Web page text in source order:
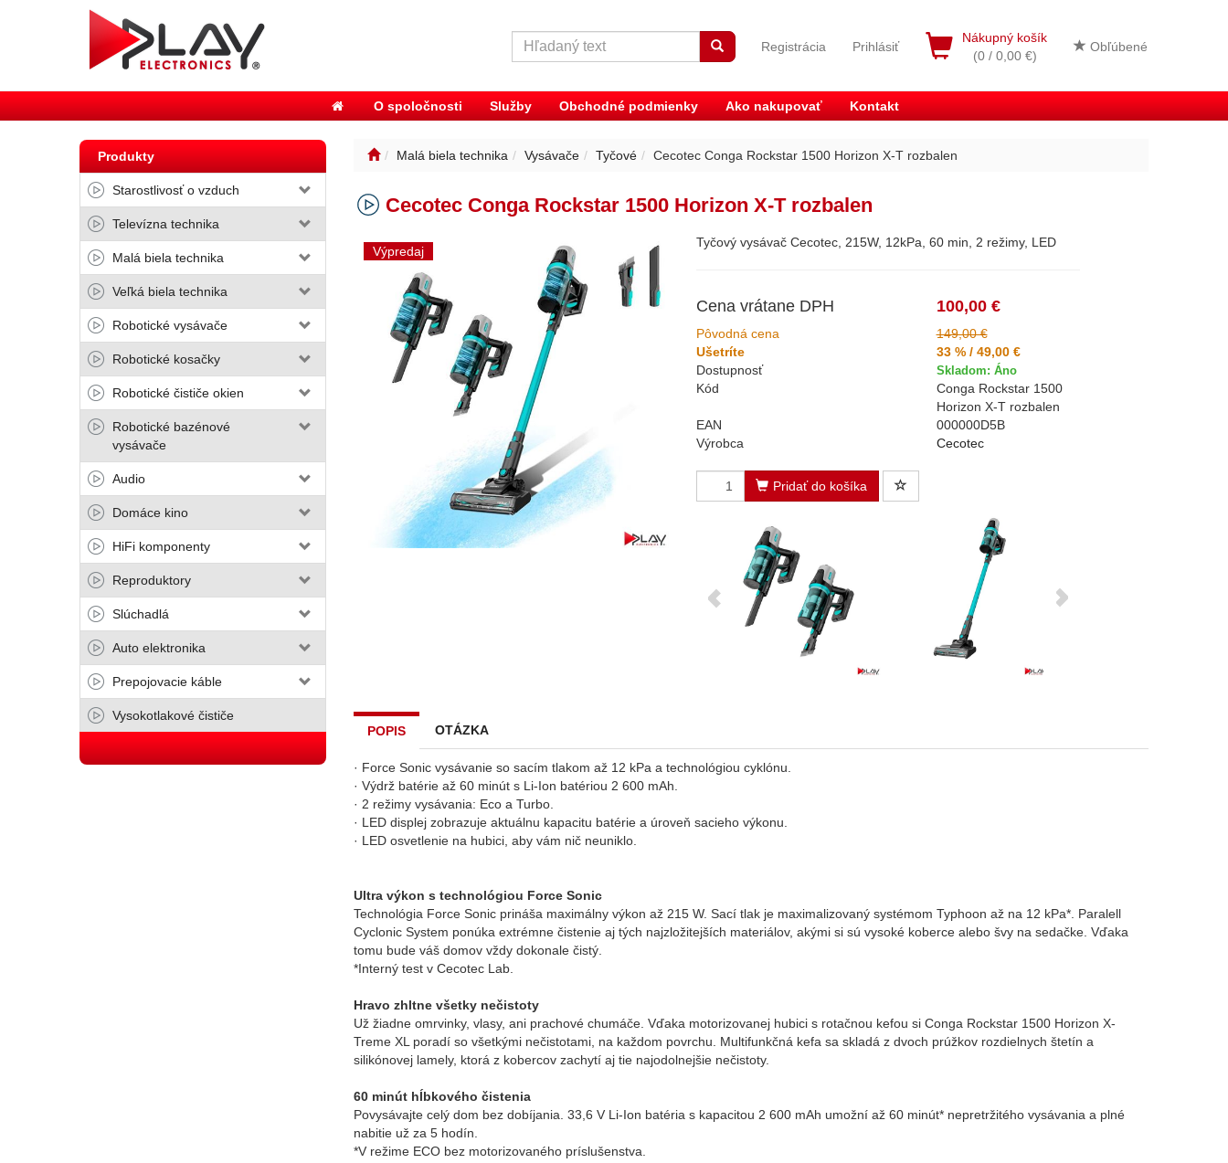
Nákupný košík
(0 / 0,00 €)
Obľúbené
Registrácia Prihlásiť
O spoločnosti Služby Obchodné podmienky Ako nakupovať Kontakt
Produkty
Starostlivosť o vzduch
Televízna technika
Malá biela technika
Veľká biela technika
Robotické vysávače
Robotické kosačky
Robotické čističe okien
Robotické bazénové
vysávače
Audio
Domáce kino
HiFi komponenty
Reproduktory
Slúchadlá
Auto elektronika
Prepojovacie káble
Vysokotlakové čističe
Malá biela technika Vysávače Tyčové Cecotec Conga Rockstar 1500 Horizon X-T rozbalen
Cecotec Conga Rockstar 1500 Horizon X-T rozbalen
Výpredaj
Tyčový vysávač Cecotec, 215W, 12kPa, 60 min, 2 režimy, LED
Cena vrátane DPH 100,00 €
Pôvodná cena
149,00 €
Ušetríte
33 % / 49,00 €
Dostupnosť
Skladom: Áno
Kód
Conga Rockstar 1500
Horizon X-T rozbalen
EAN
000000D5B
Výrobca
Cecotec
Pridať do košíka
POPIS OTÁZKA
· Force Sonic vysávanie so sacím tlakom až 12 kPa a technológiou cyklónu.
· Výdrž batérie až 60 minút s Li-Ion batériou 2 600 mAh.
· 2 režimy vysávania: Eco a Turbo.
· LED displej zobrazuje aktuálnu kapacitu batérie a úroveň sacieho výkonu.
· LED osvetlenie na hubici, aby vám nič neuniklo.
Ultra výkon s technológiou Force Sonic
Technológia Force Sonic prináša maximálny výkon až 215 W. Sací tlak je maximalizovaný systémom Typhoon až na 12 kPa*. Paralell
Cyclonic System ponúka extrémne čistenie aj tých najzložitejších materiálov, akými si sú vysoké koberce alebo švy na sedačke. Vďaka
tomu bude váš domov vždy dokonale čistý.
*Interný test v Cecotec Lab.
Hravo zhltne všetky nečistoty
Už žiadne omrvinky, vlasy, ani prachové chumáče. Vďaka motorizovanej hubici s rotačnou kefou si Conga Rockstar 1500 Horizon X-
Treme XL poradí so všetkými nečistotami, na každom povrchu. Multifunkčná kefa sa skladá z dvoch prúžkov rozdielnych štetín a
silikónovej lamely, ktorá z kobercov zachytí aj tie najodolnejšie nečistoty.
60 minút hĺbkového čistenia
Povysávajte celý dom bez dobíjania. 33,6 V Li-Ion batéria s kapacitou 2 600 mAh umožní až 60 minút* nepretržitého vysávania a plné
nabitie už za 5 hodín.
*V režime ECO bez motorizovaného príslušenstva.